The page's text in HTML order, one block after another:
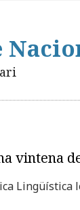
vintena